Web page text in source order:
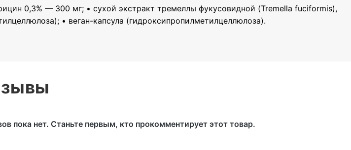
0,3% — 300 мг; • сухой экстракт тремеллы фукусовидной (Tremella fuciformis),
• веган-капсула (гидроксипропилметилцеллюлоза).
пока нет. Станьте первым, кто прокомментирует этот товар.